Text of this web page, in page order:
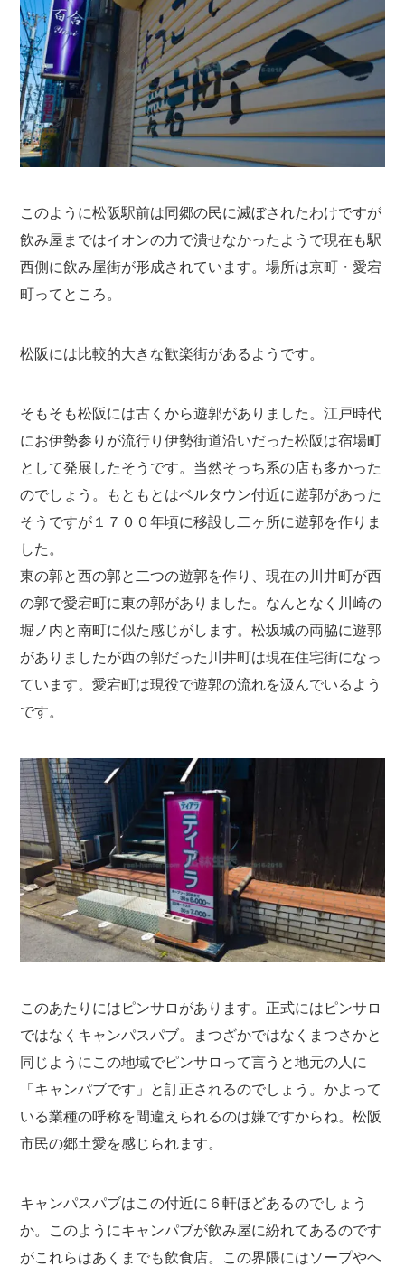
このように松阪駅前は同郷の民に滅ぼされたわけですが
飲み屋まではイオンの力で潰せなかったようで現在も駅
西側に飲み屋街が形成されています。場所は京町・愛宕
町ってところ。
松阪には比較的大きな歓楽街があるようです。
そもそも松阪には古くから遊郭がありました。江戸時代
にお伊勢参りが流行り伊勢街道沿いだった松阪は宿場町
として発展したそうです。当然そっち系の店も多かった
のでしょう。もともとはベルタウン付近に遊郭があった
そうですが１７００年頃に移設し二ヶ所に遊郭を作りま
した。
東の郭と西の郭と二つの遊郭を作り、現在の川井町が西
の郭で愛宕町に東の郭がありました。なんとなく川崎の
堀ノ内と南町に似た感じがします。松坂城の両脇に遊郭
がありましたが西の郭だった川井町は現在住宅街になっ
ています。愛宕町は現役で遊郭の流れを汲んでいるよう
です。
このあたりにはピンサロがあります。正式にはピンサロ
ではなくキャンパスパブ。まつざかではなくまつさかと
同じようにこの地域でピンサロって言うと地元の人に
「キャンパブです」と訂正されるのでしょう。かよって
いる業種の呼称を間違えられるのは嫌ですからね。松阪
市民の郷土愛を感じられます。
キャンパスパブはこの付近に６軒ほどあるのでしょう
か。このようにキャンパブが飲み屋に紛れてあるのです
がこれらはあくまでも飲食店。この界隈にはソープやヘ